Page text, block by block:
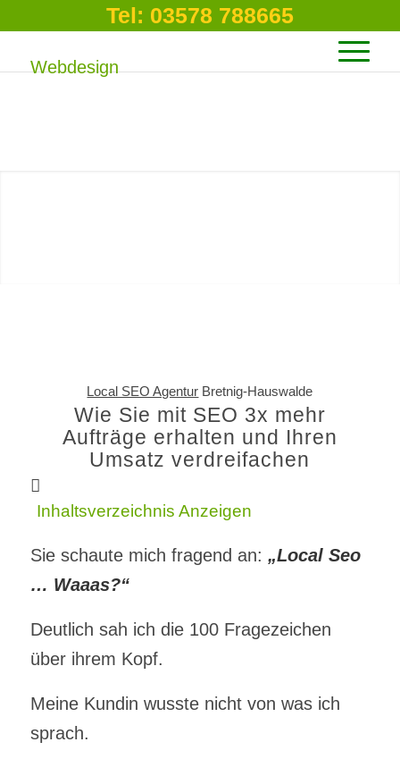
Tel: 03578 788665
Regionale SEO Agentur Bretnig-Hauswalde –
Lokale Googleoptimierung von Internetagentur –
Zuverlässiges WordPress responsives Webdesign
Local SEO Agentur Bretnig-Hauswalde
Wie Sie mit SEO 3x mehr
Aufträge erhalten und Ihren
Umsatz verdreifachen
Inhaltsverzeichnis Anzeigen
Sie schaute mich fragend an: „Local Seo
… Waaas?“
Deutlich sah ich die 100 Fragezeichen
über ihrem Kopf.
Meine Kundin wusste nicht von was ich
sprach.